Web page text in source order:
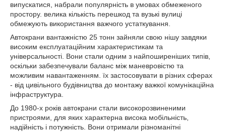
випускатися, набрали популярність в умовах обмеженого
простору. велика кількість перешкод та вузькі вулиці
обмежують використання важчого устаткування.
Автокрани вантажністю 25 тонн зайняли свою нішу завдяки
високим експлуатаційним характеристикам та
універсальності. Вони стали одним з найпоширеніших типів,
оскільки забезпечували баланс між маневровістю та
можливим навантаженням. їх застосовувати в різних сферах
- від цивільного будівництва до монтажу важкої комунікаційна
інфраструктура.
До 1980-х років автокрани стали високорозвиненими
пристроями, для яких характерна висока мобільність,
надійність і потужність. Вони отримали різноманітні